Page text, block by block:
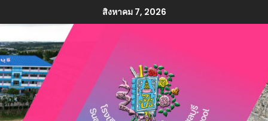
สิงหาคม 7, 2026